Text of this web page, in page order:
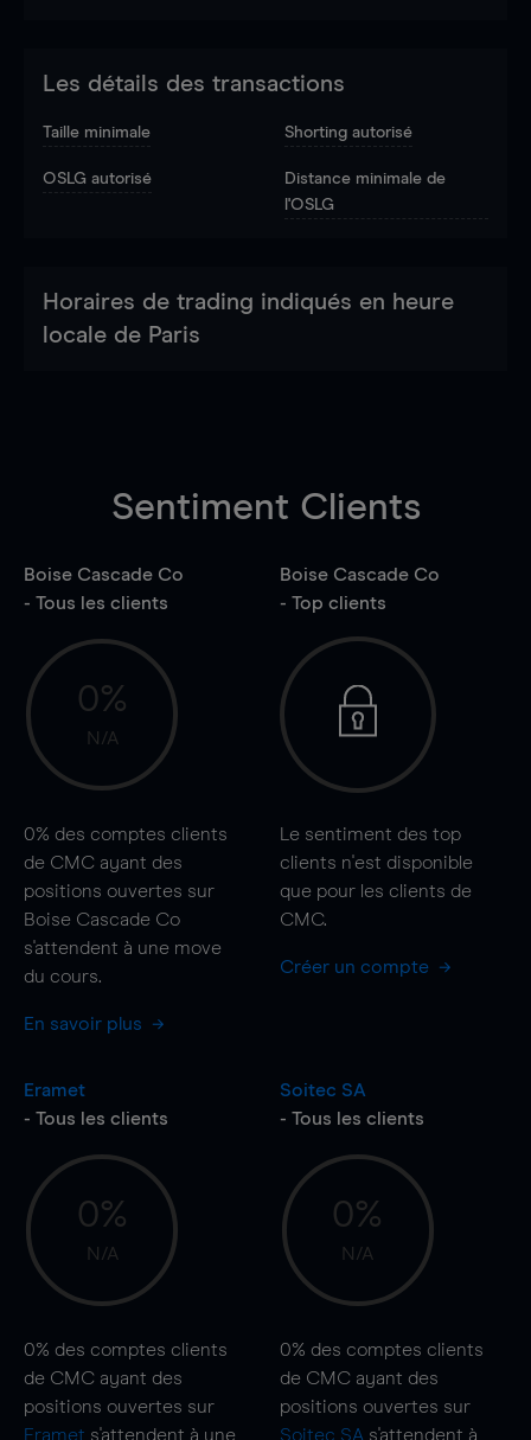
Les détails des transactions
Taille minimale Shorting autorisé
OSLG autorisé
Distance minimale de
l'OSLG
Horaires de trading indiqués en heure
locale de Paris
Sentiment Clients
Boise Cascade Co
- Tous les clients
0%
N/A
0% des comptes clients
de CMC ayant des
positions ouvertes sur
Boise Cascade Co
s'attendent à une move
du cours.
En savoir plus
Boise Cascade Co
- Top clients
Le sentiment des top
clients n'est disponible
que pour les clients de
CMC.
Créer un compte
Eramet
- Tous les clients
0%
N/A
0% des comptes clients
de CMC ayant des
positions ouvertes sur
Eramet s'attendent à une
Soitec SA
- Tous les clients
0%
N/A
0% des comptes clients
de CMC ayant des
positions ouvertes sur
Soitec SA s'attendent à